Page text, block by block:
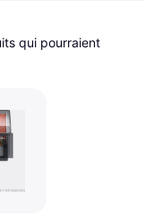
qui pourraient